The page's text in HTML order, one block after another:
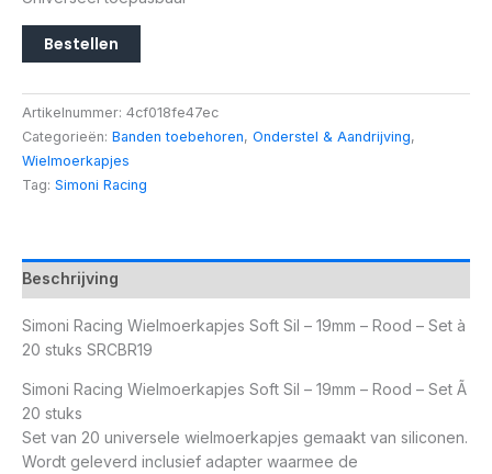
Bestellen
Artikelnummer: 4cf018fe47ec
Categorieën: Banden toebehoren, Onderstel & Aandrijving,
Wielmoerkapjes
Tag: Simoni Racing
Beschrijving
Simoni Racing Wielmoerkapjes Soft Sil – 19mm – Rood – Set à
20 stuks SRCBR19
Simoni Racing Wielmoerkapjes Soft Sil – 19mm – Rood – Set Ã
20 stuks
Set van 20 universele wielmoerkapjes gemaakt van siliconen.
Wordt geleverd inclusief adapter waarmee de